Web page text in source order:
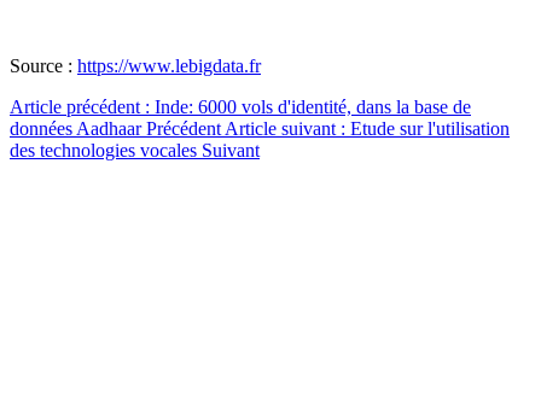
Source : https://www.lebigdata.fr
Article précédent : Inde: 6000 vols d'identité, dans la base de
données AadhaarPrécédent Article suivant : Etude sur l'utilisation
des technologies vocales Suivant